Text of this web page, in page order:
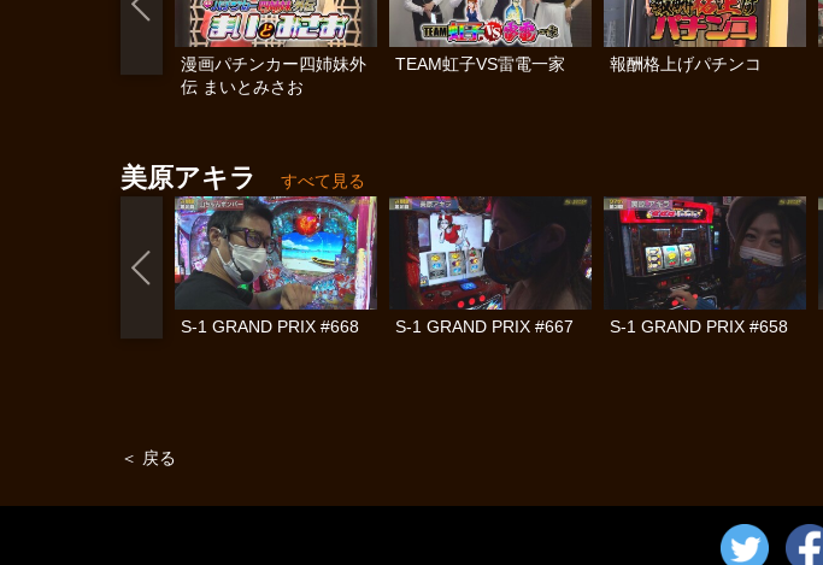
漫画パチンカー四姉妹外
伝 まいとみさお
TEAM虹子VS雷電一家 報酬格上げパチンコ
美原アキラ すべて見る
S-1 GRAND PRIX #668 S-1 GRAND PRIX #667 S-1 GRAND PRIX #658
＜ 戻る